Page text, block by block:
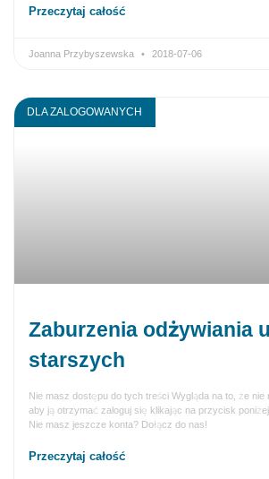
Przeczytaj całość
Joanna Przybyszewska 2018-07-06
DLA ZALOGOWANYCH
Zaburzenia odżywiania
starszych
Nie masz dostępu do tych treści Wygląda na to, że nie
aby ją otrzymać zaloguj się klikając na przycisk
Nie masz jeszcze konta? Dołącz do nas!
Przeczytaj całość